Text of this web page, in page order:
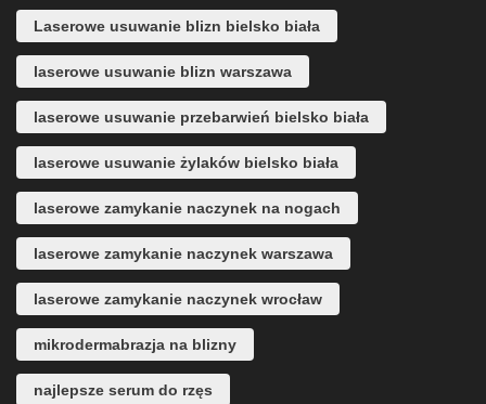
Laserowe usuwanie blizn bielsko biała
laserowe usuwanie blizn warszawa
laserowe usuwanie przebarwień bielsko biała
laserowe usuwanie żylaków bielsko biała
laserowe zamykanie naczynek na nogach
laserowe zamykanie naczynek warszawa
laserowe zamykanie naczynek wrocław
mikrodermabrazja na blizny
najlepsze serum do rzęs